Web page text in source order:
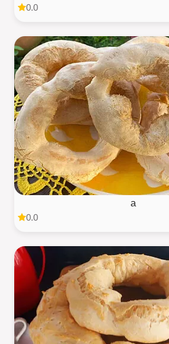
0.0
a
0.0